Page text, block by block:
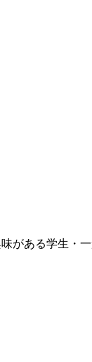
がある学生・